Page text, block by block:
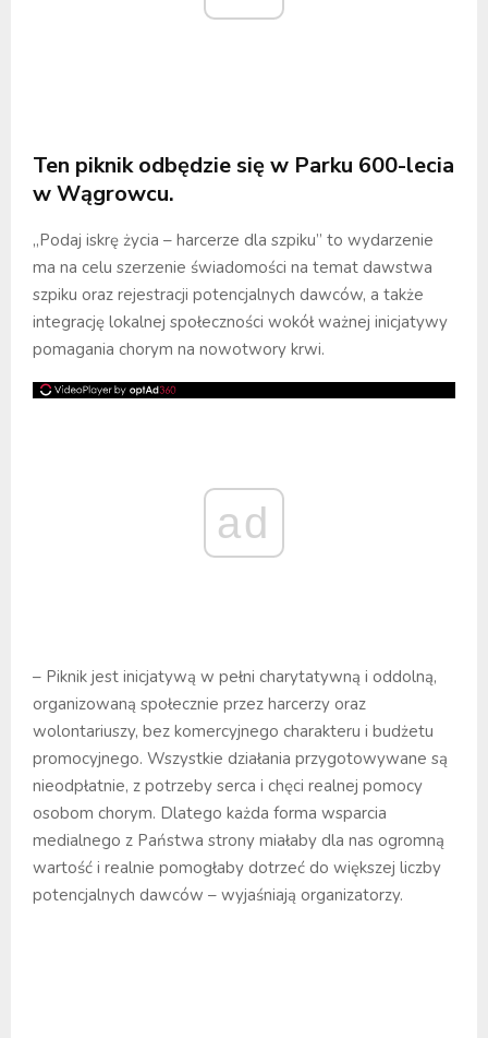
Ten piknik odbędzie się w Parku 600-lecia
w Wągrowcu.
„Podaj iskrę życia – harcerze dla szpiku” to wydarzenie
ma na celu szerzenie świadomości na temat dawstwa
szpiku oraz rejestracji potencjalnych dawców, a także
integrację lokalnej społeczności wokół ważnej inicjatywy
pomagania chorym na nowotwory krwi.
ad
– Piknik jest inicjatywą w pełni charytatywną i oddolną,
organizowaną społecznie przez harcerzy oraz
wolontariuszy, bez komercyjnego charakteru i budżetu
promocyjnego. Wszystkie działania przygotowywane są
nieodpłatnie, z potrzeby serca i chęci realnej pomocy
osobom chorym. Dlatego każda forma wsparcia
medialnego z Państwa strony miałaby dla nas ogromną
wartość i realnie pomogłaby dotrzeć do większej liczby
potencjalnych dawców – wyjaśniają organizatorzy.